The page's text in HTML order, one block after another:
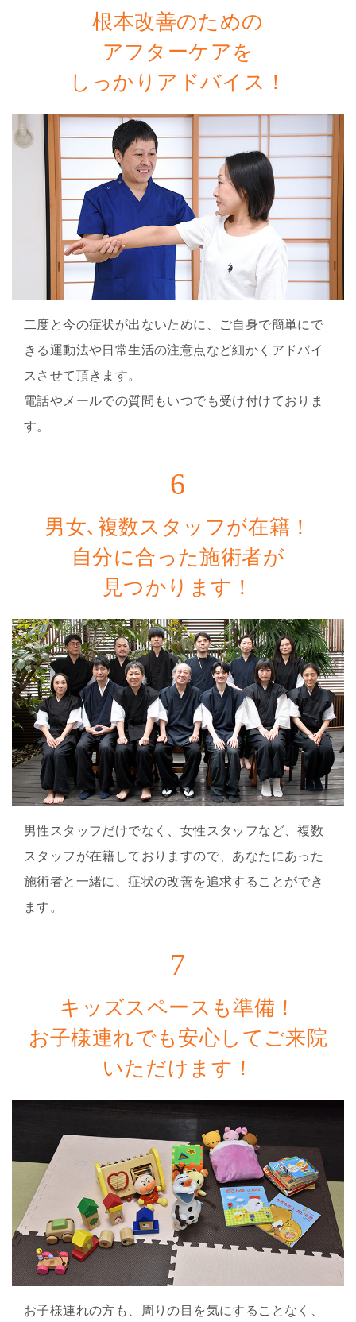
根本改善のための
アフターケアを
しっかりアドバイス！
二度と今の症状が出ないために、ご自身で簡単にで
きる運動法や日常生活の注意点など細かくアドバイ
スさせて頂きます。
電話やメールでの質問もいつでも受け付けておりま
す。
6
男女､複数スタッフが在籍！
自分に合った施術者が
見つかります！
男性スタッフだけでなく、女性スタッフなど、複数
スタッフが在籍しておりますので、あなたにあった
施術者と一緒に、症状の改善を追求することができ
ます。
7
キッズスペースも準備！
お子様連れでも安心してご来院
いただけます！
お子様連れの方も、周りの目を気にすることなく、